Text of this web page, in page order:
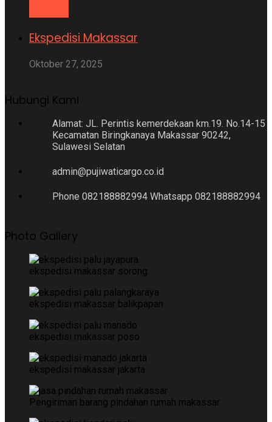
Ekspedisi Makassar
Oktober 27, 2025
Hubungi Kami
Alamat: JL. Perintis kemerdekaan km.19. No.14-15
Kecamatan Biringkanaya Makassar 90242,
Sulawesi Selatan
admin@pujiwaticargo.co.id
Phone 082188882994 Whatsapp 082188882994
Photo Gallery
ekspedisi makassar sorong
ekspedisi makassar balikpapan
ekspedisi makassar poso
ekspedisi makassar jakarta
Pengiriman barang pindahan rumah makassar